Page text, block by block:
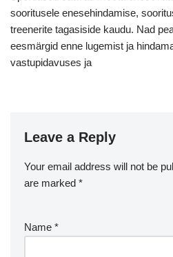
sooritusele enesehindamise,
treenerite tagasiside kaudu. Nad
eesmärgid enne lugemist ja
vastupidavuses ja
Leave a Reply
Your email address will not be
are marked *
Name *